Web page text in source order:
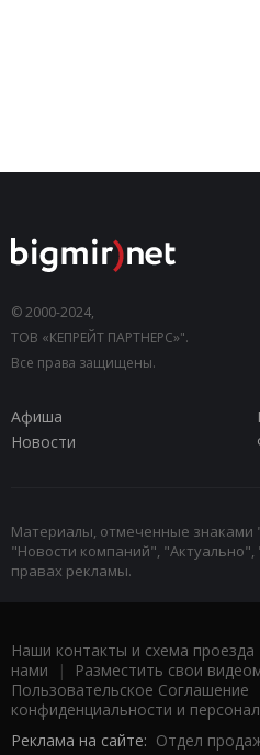
© 2000-2024,
ТОВ «КЕПРЕЙТ ПАРТНЕРС»".
Все права защищены.
Афиша
Новости
Материалы, отмеченные знаками
"Новости компаний",
правах рекламы.
Наши контакты и схема проезда
нами | Разместить свои
Пользовательское Соглашение
конфиденциальности и
Реклама на сайте: Отдел